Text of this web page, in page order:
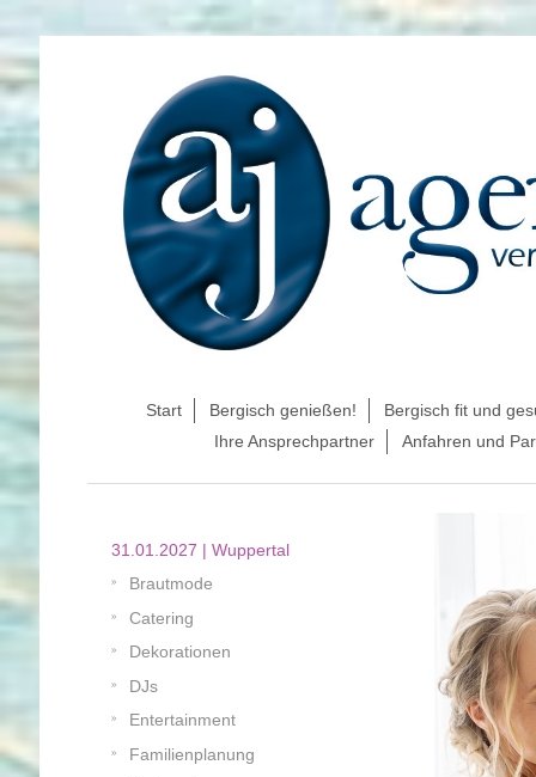
Start Bergisch genießen!
Bergisch fit und
Ihre Ansprechpartner
Anfahren und
31.01.2027 | Wuppertal
Brautmode
Catering
Dekorationen
DJs
Entertainment
Familienplanung